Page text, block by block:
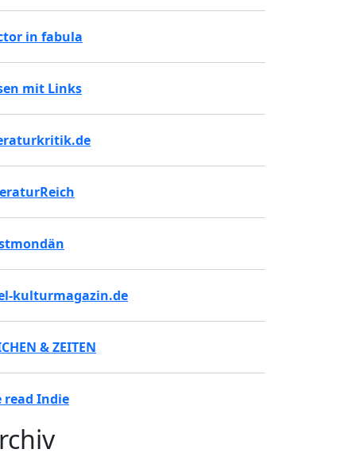
in fabula
mit Links
kulturmagazin.de
& ZEITEN
read Indie